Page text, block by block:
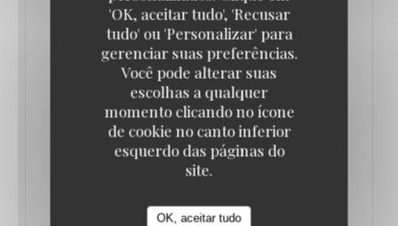
'OK, aceitar tudo', 'Recusar
tudo' ou 'Personalizar' para
gerenciar suas preferências.
Você pode alterar suas
escolhas a qualquer
momento clicando no ícone
de cookie no canto inferior
esquerdo das páginas do
site.
OK, aceitar tudo
Chablis ou Chardonnay.
Plateaux à partir de 16,50 € par personne. En
livraison (sur Paris 8, Paris 16, Paris 17, Levallois et
Neuilly sur Seine uniquement) ou à emporter à La
Lorraine, 2 place des Ternes, Paris 8e.
Réservations sur brasserielalorraine.com.
LER O ARTIGO((ABRE NUMA NOVA JANELA))